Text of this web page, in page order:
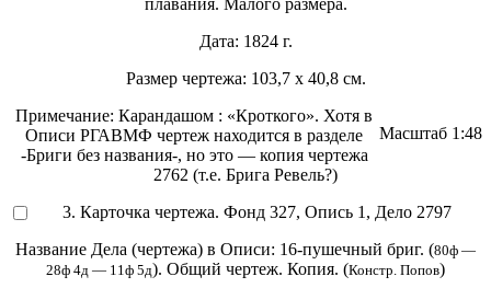
плавания. Малого размера.
Дата: 1824 г.
Размер чертежа: 103,7 х 40,8 см.
Масштаб 1:48
Примечание: Карандашом : «Кроткого». Хотя в
Описи РГАВМФ чертеж находится в разделе
-Бриги без названия-, но это — копия чертежа
2762 (т.е. Брига Ревель?)
3. Карточка чертежа. Фонд 327, Опись 1, Дело 2797
Название Дела (чертежа) в Описи: 16-пушечный бриг. (80ф —
28ф 4д — 11ф 5д). Общий чертеж. Копия. (Констр. Попов)